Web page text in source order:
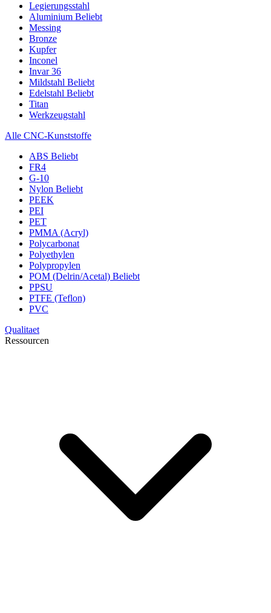
Legierungsstahl
Aluminium Beliebt
Messing
Bronze
Kupfer
Inconel
Invar 36
Mildstahl Beliebt
Edelstahl Beliebt
Titan
Werkzeugstahl
Alle CNC-Kunststoffe
ABS Beliebt
FR4
G-10
Nylon Beliebt
PEEK
PEI
PET
PMMA (Acryl)
Polycarbonat
Polyethylen
Polypropylen
POM (Delrin/Acetal) Beliebt
PPSU
PTFE (Teflon)
PVC
Qualitaet
Ressourcen